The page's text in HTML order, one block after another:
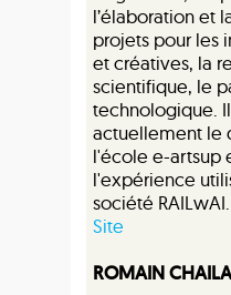
l’élaboration et
projets pour les
et créatives, la
scientifique, le
technologique.
actuellement le
l'école e-artsup
l'expérience
société RAILwAI.
Site
ROMAIN